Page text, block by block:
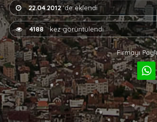
22.04.2012'de eklendi
4188 kez görüntülendi
Firmayı